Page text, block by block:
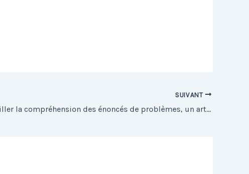
SUIVANT
Travailler la compréhension des énoncés de problèmes, un article de l’IFE